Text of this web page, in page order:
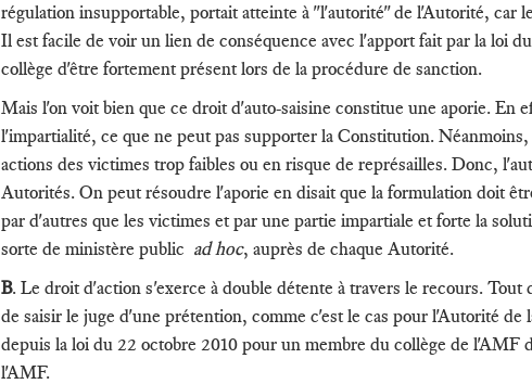
régulation insupportable, portait atteinte à "l'autorité" de l'Autorité, car
Il est facile de voir un lien de conséquence avec l'apport fait par la loi
collège d'être fortement présent lors de la procédure de sanction.
Mais l'on voit bien que ce droit d'auto-saisine constitue une aporie. En
l'impartialité, ce que ne peut pas supporter la Constitution.
actions des victimes trop faibles ou en risque de représailles. Donc,
Autorités. On peut résoudre l'aporie en disait que la formulation doit
par d'autres que les victimes et par une partie impartiale et forte la
sorte de ministère public ad hoc, auprès de chaque Autorité.
B. Le droit d'action s'exerce à double détente à travers le recours.
de saisir le juge d'une prétention, comme c'est le cas pour l'Autorité
depuis la loi du 22 octobre 2010 pour un membre du collège de l'AMF
l'AMF.